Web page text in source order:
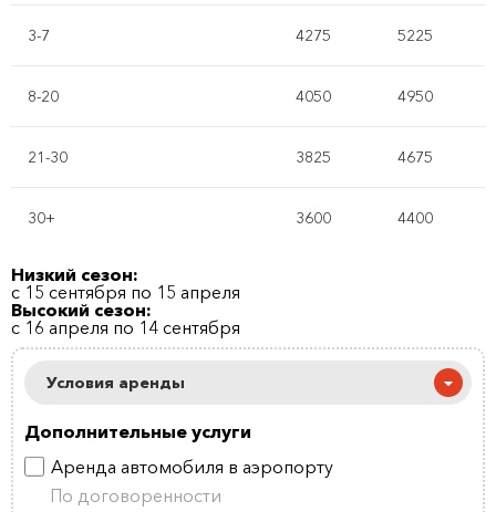
3-7 4275 5225
8-20 4050 4950
21-30 3825 4675
30+ 3600 4400
Низкий сезон:
с 15 сентября по 15 апреля
Высокий сезон:
с 16 апреля по 14 сентября
Условия аренды
Дополнительные услуги
Аренда автомобиля в аэропорту
По договоренности